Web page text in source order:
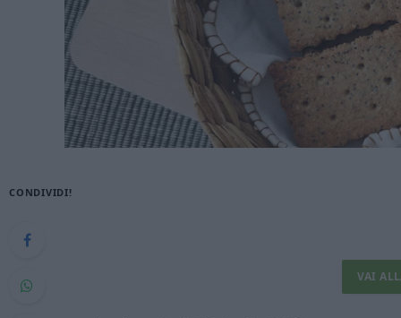
CONDIVIDI!
VAI